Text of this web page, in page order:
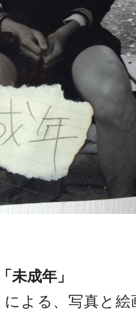
成年」
による、写真と